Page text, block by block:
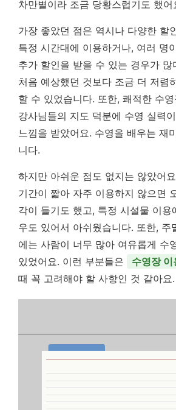
차만별이라 조금 당황스럽기도 했어
가장 좋았던 점은 역시나 다양한 할
특정 시간대에 이용하거나, 여러 명
추가 할인을 받을 수 있는 경우가 많
처음 예상했던 것보다 조금 더 저렴
할 수 있었습니다. 또한, 쾌적한 수
강사님들의 지도 덕분에 수영 실력
느낌을 받았어요. 수영을 배우는 재
니다.
하지만 아쉬운 점도 없지는 않았어
기간이 짧아 자주 이용하지 않으면
각이 들기도 했고, 특정 시설물 이용
우도 있어서 아쉬웠습니다. 또한, 주
에는 사람이 너무 많아 여유롭게 수
있었어요. 이런 부분들은
수영장 이
때 꼭 고려해야 할 사항인 것 같아요.